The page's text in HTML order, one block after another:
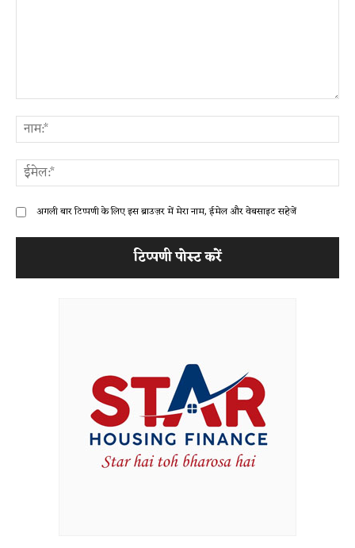
अगली बार टिप्पणी के लिए इस ब्राउज़र में मेरा नाम, ईमेल और वेबसाइट सहेजें